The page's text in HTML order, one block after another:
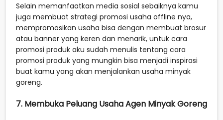
Selain memanfaatkan media sosial sebaiknya kamu
juga membuat strategi promosi usaha offline nya,
mempromosikan usaha bisa dengan membuat brosur
atau banner yang keren dan menarik, untuk cara
promosi produk aku sudah menulis tentang cara
promosi produk yang mungkin bisa menjadi inspirasi
buat kamu yang akan menjalankan usaha minyak
goreng.
7. Membuka Peluang Usaha Agen Minyak Goreng